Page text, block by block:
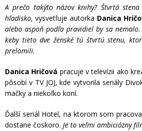
A prečo takýto názov knihy? Štvrtá
hľadisko, vysvetľuje autorka Danica
alebo aspoň podľa pravidiel by sa
keby tieto dve ženské tú štvrtú stenu,
prelomili.
Danica Hričová pracuje v televízii ako
pôsobí v TV JOJ, kde vytvorila seriály
mačky a niekoľko koní.
Ďalší seriál Hotel, na ktorom som
dostane čoskoro. Je to veľmi ambiciózny